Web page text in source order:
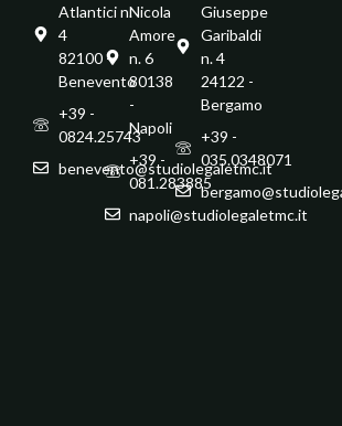
Atlantici n.
4
82100 -
Benevento
+39 -
0824.25743
benevento@studiolegaletmc.it
Nicola
Amore
n. 6
80138
-
Napoli
+39 -
081.283885
napoli@studiolegaletmc.it
Giuseppe
Garibaldi
n. 4
24122 -
Bergamo
+39 -
035.0348071